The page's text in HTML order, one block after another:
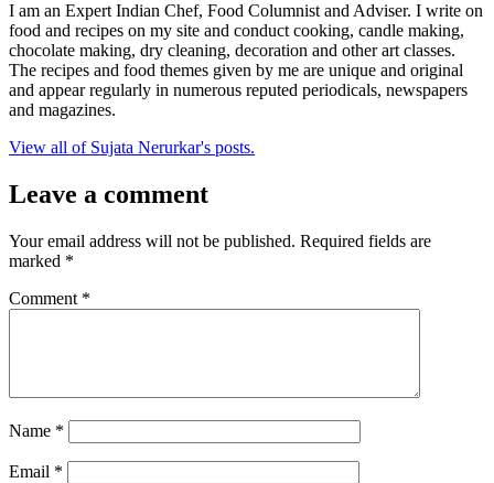
I am an Expert Indian Chef, Food Columnist and Adviser. I write on
food and recipes on my site and conduct cooking, candle making,
chocolate making, dry cleaning, decoration and other art classes.
The recipes and food themes given by me are unique and original
and appear regularly in numerous reputed periodicals, newspapers
and magazines.
View all of Sujata Nerurkar's posts.
Leave a comment
Your email address will not be published. Required fields are
marked *
Comment *
Name *
Email *